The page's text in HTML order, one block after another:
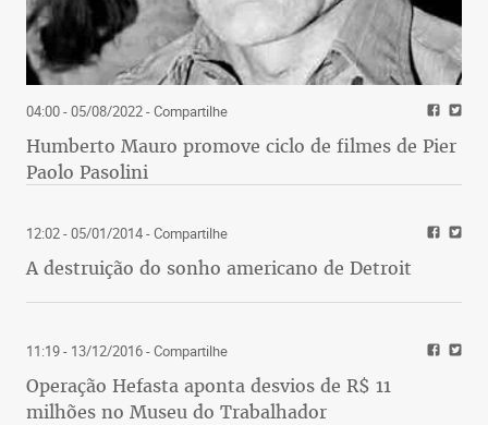
04:00 - 05/08/2022- Compartilhe
Humberto Mauro promove ciclo de filmes de Pier
Paolo Pasolini
12:02 - 05/01/2014- Compartilhe
A destruição do sonho americano de Detroit
11:19 - 13/12/2016- Compartilhe
Operação Hefasta aponta desvios de R$ 11
milhões no Museu do Trabalhador